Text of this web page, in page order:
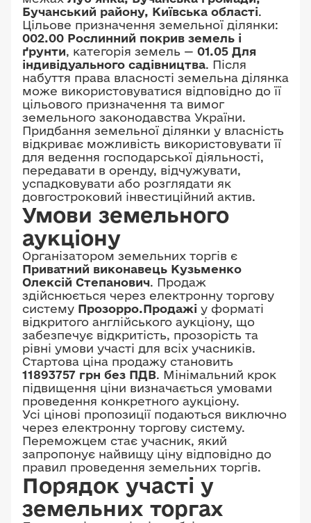
3221084000:02:001:0372
площею 0,3003 га;
3221084000:02:001:0373
площею 0,3003 га;
3221084000:02:001:0374
площею 0,3003 га;
3221084000:02:001:0375
площею 0,3019 га;
3221084000:02:001:0376
площею 0,3019 га;
3221084000:02:001:0377
площею 0,3019 га;
3221084000:02:001:0378
площею 0,3019 га;
3221084000:02:001:0379
площею 0,3019 га;
3221084000:02:001:0380
площею 0,3019 га;
3221084000:02:001:0381
площею 0,3019 га;
3221084000:02:001:0382
площею 0,3019 га;
3221084000:02:001:0518
площею 0,3429 га;
3221084000:02:001:0359
площею 0,3004 га;
3221084000:02:001:0360
площею 0,3004 га;
Бучанський району, Київська області.
Цільове призначення земельної ділянки:
002.00 Рослинний покрив земель і
ґрунти, категорія земель — 01.05 Для
індивідуального садівництва. Після
набуття права власності земельна ділянка
може використовуватися відповідно до її
цільового призначення та вимог
земельного законодавства України.
Придбання земельної ділянки у власність
відкриває можливість використовувати її
для ведення господарської діяльності,
передавати в оренду, відчужувати,
успадковувати або розглядати як
довгостроковий інвестиційний актив.
Умови земельного
аукціону
Організатором земельних торгів є
Приватний виконавець Кузьменко
Олексій Степанович. Продаж
здійснюється через електронну торгову
систему Прозорро.Продажі у форматі
відкритого англійського аукціону, що
забезпечує відкритість, прозорість та
рівні умови участі для всіх учасників.
Стартова ціна продажу становить
11893757 грн без ПДВ. Мінімальний крок
підвищення ціни визначається умовами
проведення конкретного аукціону.
Усі цінові пропозиції подаються виключно
через електронну торгову систему.
Переможцем стає учасник, який
запропонує найвищу ціну відповідно до
правил проведення земельних торгів.
Порядок участі у
земельних торгах